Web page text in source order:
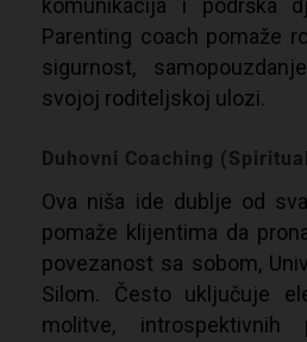
komunikacija i podrška
Parenting coach pomaže
sigurnost,
svojoj roditeljskoj ulozi.
Duhovni Coaching
Ova niša ide dublje od
pomaže klijentima da
povezanost sa sobom,
Silom. Često uključuje
molitve, introspektivnih